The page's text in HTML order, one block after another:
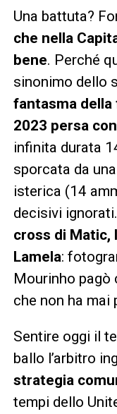
Una battuta?
che nella
bene. Perché
sinonimo dello
fantasma della
2023 persa
infinita durata
sporcata da
isterica (14
decisivi
cross di Matic,
Lamela:
Mourinho pagò
che non ha mai
Sentire oggi il
ballo l’arbitro
strategia
tempi dello